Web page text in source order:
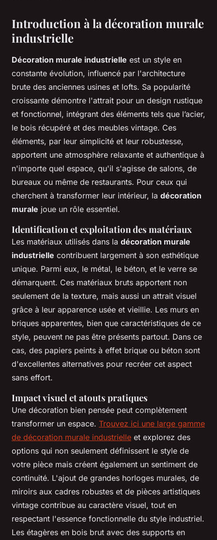
Introduction à la décoration murale
industrielle
Décoration murale industrielle est un style en
constante évolution, influencé par l'architecture
brute des anciennes usines et lofts. Sa popularité
croissante démontre l'attrait pour un design rustique
et fonctionnel, intégrant des éléments tels que l’acier,
le bois récupéré et des meubles vintage. Ces
éléments, par leur simplicité et leur robustesse,
apportent une atmosphère relaxante et authentique à
n'importe quel espace, qu'il s'agisse de salons, de
bureaux ou même de restaurants. Pour ceux qui
cherchent à transformer leur intérieur, la décoration
murale joue un rôle essentiel.
Identification et exploitation des matériaux
Les matériaux utilisés dans la décoration murale
industrielle contribuent largement à son esthétique
unique. Parmi eux, le métal, le béton, et le verre se
démarquent. Ces matériaux bruts apportent non
seulement de la texture, mais aussi un attrait visuel
grâce à leur apparence usée et vieillie. Les murs en
briques apparentes, bien que caractéristiques de ce
style, peuvent ne pas être présents partout. Dans ce
cas, des papiers peints à effet brique ou béton sont
d'excellentes alternatives pour recréer cet aspect
sans effort.
Impact visuel et atouts pratiques
Une décoration bien pensée peut complètement
transformer un espace. Trouvez ici une large gamme
de décoration murale industrielle et explorez des
options qui non seulement définissent le style de
votre pièce mais créent également un sentiment de
continuité. L'ajout de grandes horloges murales, de
miroirs aux cadres robustes et de pièces artistiques
vintage contribue au caractère visuel, tout en
respectant l'essence fonctionnelle du style industriel.
Les étagères en bois brut avec des supports en